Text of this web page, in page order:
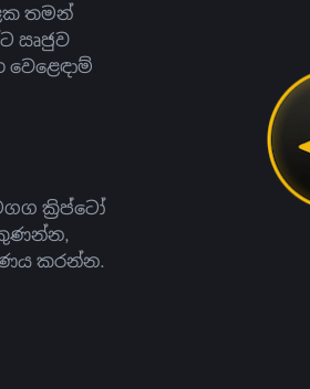
තමන්
ඍජුව
ක්‍රිප්ටෝ
කරන්න.